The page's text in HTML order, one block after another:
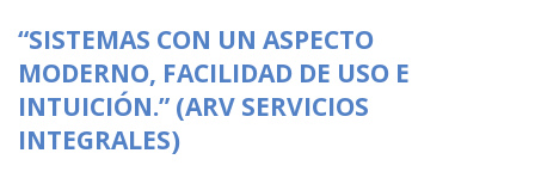
“SISTEMAS CON UN ASPECTO
MODERNO, FACILIDAD DE USO E
INTUICIÓN.” (ARV SERVICIOS
INTEGRALES)